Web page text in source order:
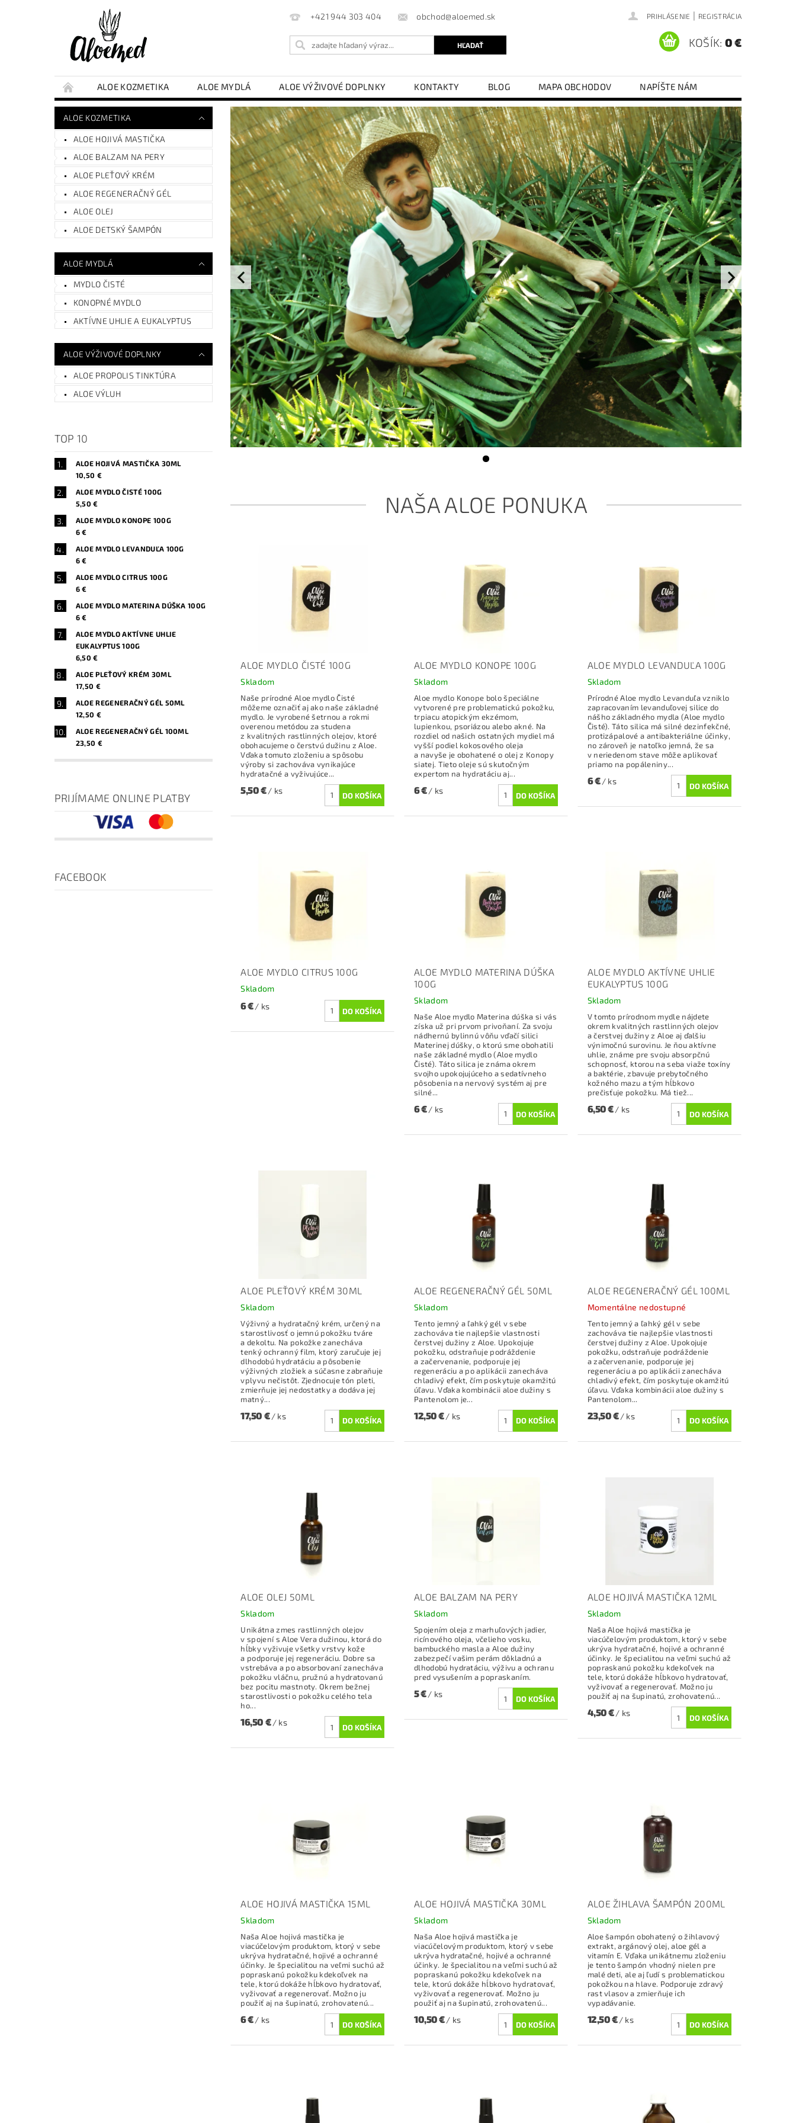
+421 944 303 404 obchod@aloemed.sk PRIHLÁSENIE | REGISTRÁCIA
KOŠÍK: 0 €
ALOE KOZMETIKA ALOE MYDLÁ ALOE VÝŽIVOVÉ DOPLNKY KONTAKTY BLOG MAPA OBCHODOV NAPÍŠTE NÁM
ALOE KOZMETIKA
ALOE HOJIVÁ MASTIČKA
ALOE BALZAM NA PERY
ALOE PLEŤOVÝ KRÉM
ALOE REGENERAČNÝ GÉL
ALOE OLEJ
ALOE DETSKÝ ŠAMPÓN
ALOE MYDLÁ
MYDLO ČISTÉ
KONOPNÉ MYDLO
AKTÍVNE UHLIE A EUKALYPTUS
ALOE VÝŽIVOVÉ DOPLNKY
ALOE PROPOLIS TINKTÚRA
ALOE VÝLUH
TOP 10
ALOE HOJIVÁ MASTIČKA 30ML
10,50 €
ALOE MYDLO ČISTÉ 100G
5,50 €
ALOE MYDLO KONOPE 100G
6 €
ALOE MYDLO LEVANDUĽA 100G
6 €
ALOE MYDLO CITRUS 100G
6 €
ALOE MYDLO MATERINA DÚŠKA 100G
6 €
ALOE MYDLO AKTÍVNE UHLIE
EUKALYPTUS 100G
6,50 €
ALOE PLEŤOVÝ KRÉM 30ML
17,50 €
ALOE REGENERAČNÝ GÉL 50ML
12,50 €
ALOE REGENERAČNÝ GÉL 100ML
23,50 €
PRIJÍMAME ONLINE PLATBY
FACEBOOK
NAŠA ALOE PONUKA
ALOE MYDLO ČISTÉ 100G
Skladom
Naše prírodné Aloe mydlo Čisté
môžeme označiť aj ako naše základné
mydlo. Je vyrobené šetrnou a rokmi
overenou metódou za studena
z kvalitných rastlinných olejov, ktoré
obohacujeme o čerstvú dužinu z Aloe.
Vďaka tomuto zloženiu a spôsobu
výroby si zachováva vynikajúce
hydratačné a vyživujúce...
5,50 €/ ks
ALOE MYDLO KONOPE 100G
Skladom
Aloe mydlo Konope bolo špeciálne
vytvorené pre problematickú pokožku,
trpiacu atopickým ekzémom,
lupienkou, psoriázou alebo akné. Na
rozdiel od našich ostatných mydiel má
vyšší podiel kokosového oleja
a navyše je obohatené o olej z Konopy
siatej. Tieto oleje sú skutočným
expertom na hydratáciu aj...
6 €/ ks
ALOE MYDLO LEVANDUĽA 100G
Skladom
Prírodné Aloe mydlo Levanduľa vzniklo
zapracovaním levanduľovej silice do
nášho základného mydla (Aloe mydlo
Čisté). Táto silica má silné dezinfekčné,
protizápalové a antibakteriálne účinky,
no zároveň je natoľko jemná, že sa
v neriedenom stave môže aplikovať
priamo na popáleniny...
6 €/ ks
ALOE MYDLO CITRUS 100G
Skladom
6 €/ ks
ALOE MYDLO MATERINA DÚŠKA
100G
Skladom
Naše Aloe mydlo Materina dúška si vás
získa už pri prvom privoňaní. Za svoju
nádhernú bylinnú vôňu vďačí silici
Materinej dúšky, o ktorú sme obohatili
naše základné mydlo (Aloe mydlo
Čisté). Táto silica je známa okrem
svojho upokojujúceho a sedatívneho
pôsobenia na nervový systém aj pre
silné...
6 €/ ks
ALOE MYDLO AKTÍVNE UHLIE
EUKALYPTUS 100G
Skladom
V tomto prírodnom mydle nájdete
okrem kvalitných rastlinných olejov
a čerstvej dužiny z Aloe aj ďalšiu
výnimočnú surovinu. Je ňou aktívne
uhlie, známe pre svoju absorpčnú
schopnosť, ktorou na seba viaže toxíny
a baktérie, zbavuje prebytočného
kožného mazu a tým hĺbkovo
prečisťuje pokožku. Má tiež...
6,50 €/ ks
ALOE PLEŤOVÝ KRÉM 30ML
Skladom
Výživný a hydratačný krém, určený na
starostlivosť o jemnú pokožku tváre
a dekoltu. Na pokožke zanecháva
tenký ochranný film, ktorý zaručuje jej
dlhodobú hydratáciu a pôsobenie
výživných zložiek a súčasne zabraňuje
vplyvu nečistôt. Zjednocuje tón pleti,
zmierňuje jej nedostatky a dodáva jej
matný...
17,50 €/ ks
ALOE REGENERAČNÝ GÉL 50ML
Skladom
Tento jemný a ľahký gél v sebe
zachováva tie najlepšie vlastnosti
čerstvej dužiny z Aloe. Upokojuje
pokožku, odstraňuje podráždenie
a začervenanie, podporuje jej
regeneráciu a po aplikácii zanecháva
chladivý efekt, čím poskytuje okamžitú
úľavu. Vďaka kombinácii aloe dužiny s
Pantenolom je...
12,50 €/ ks
ALOE REGENERAČNÝ GÉL 100ML
Momentálne nedostupné
Tento jemný a ľahký gél v sebe
zachováva tie najlepšie vlastnosti
čerstvej dužiny z Aloe. Upokojuje
pokožku, odstraňuje podráždenie
a začervenanie, podporuje jej
regeneráciu a po aplikácii zanecháva
chladivý efekt, čím poskytuje okamžitú
úľavu. Vďaka kombinácii aloe dužiny s
Pantenolom...
23,50 €/ ks
ALOE OLEJ 50ML
Skladom
Unikátna zmes rastlinných olejov
v spojení s Aloe Vera dužinou, ktorá do
hĺbky vyživuje všetky vrstvy kože
a podporuje jej regeneráciu. Dobre sa
vstrebáva a po absorbovaní zanecháva
pokožku vláčnu, pružnú a hydratovanú
bez pocitu mastnoty. Okrem bežnej
starostlivosti o pokožku celého tela
ho...
16,50 €/ ks
ALOE BALZAM NA PERY
Skladom
Spojením oleja z marhuľových jadier,
ricínového oleja, včelieho vosku,
bambuckého masla a Aloe dužiny
zabezpečí vašim perám dôkladnú a
dlhodobú hydratáciu, výživu a ochranu
pred vysušením a popraskaním.
5 €/ ks
ALOE HOJIVÁ MASTIČKA 12ML
Skladom
Naša Aloe hojivá mastička je
viacúčelovým produktom, ktorý v sebe
ukrýva hydratačné, hojivé a ochranné
účinky. Je špecialitou na veľmi suchú až
popraskanú pokožku kdekoľvek na
tele, ktorú dokáže hĺbkovo hydratovať,
vyživovať a regenerovať. Možno ju
použiť aj na šupinatú, zrohovatenú...
4,50 €/ ks
ALOE HOJIVÁ MASTIČKA 15ML
Skladom
Naša Aloe hojivá mastička je
viacúčelovým produktom, ktorý v sebe
ukrýva hydratačné, hojivé a ochranné
účinky. Je špecialitou na veľmi suchú až
popraskanú pokožku kdekoľvek na
tele, ktorú dokáže hĺbkovo hydratovať,
vyživovať a regenerovať. Možno ju
použiť aj na šupinatú, zrohovatenú...
6 €/ ks
ALOE HOJIVÁ MASTIČKA 30ML
Skladom
Naša Aloe hojivá mastička je
viacúčelovým produktom, ktorý v sebe
ukrýva hydratačné, hojivé a ochranné
účinky. Je špecialitou na veľmi suchú až
popraskanú pokožku kdekoľvek na
tele, ktorú dokáže hĺbkovo hydratovať,
vyživovať a regenerovať. Možno ju
použiť aj na šupinatú, zrohovatenú...
10,50 €/ ks
ALOE ŽIHLAVA ŠAMPÓN 200ML
Skladom
Aloe šampón obohatený o žihlavový
extrakt, argánový olej, aloe gél a
vitamín E. Vďaka unikátnemu zloženiu
je tento šampón vhodný nielen pre
malé deti, ale aj ľudí s problematickou
pokožkou na hlave. Podporuje zdravý
rast vlasov a zmierňuje ich
vypadávanie.
12,50 €/ ks